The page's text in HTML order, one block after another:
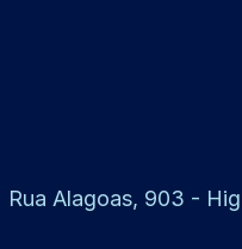
Rua Alagoas, 903 -